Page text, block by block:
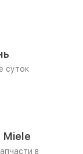
суток
в